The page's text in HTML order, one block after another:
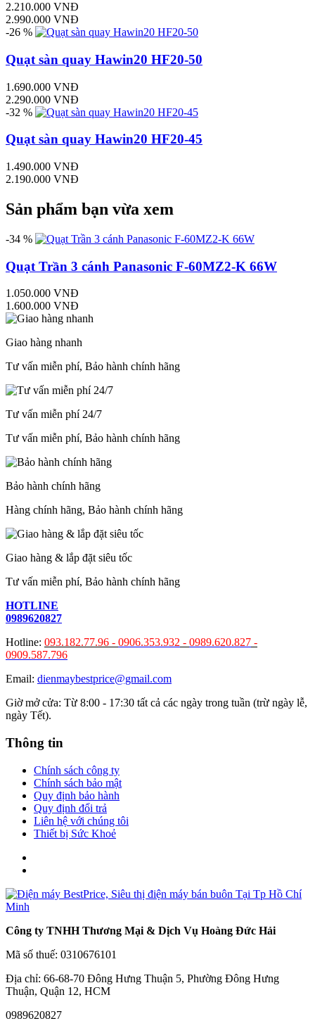
2.210.000 VNĐ
2.990.000 VNĐ
-26 %
Quạt sàn quay Hawin20 HF20-50
1.690.000 VNĐ
2.290.000 VNĐ
-32 %
Quạt sàn quay Hawin20 HF20-45
1.490.000 VNĐ
2.190.000 VNĐ
Sản phẩm bạn vừa xem
-34 %
Quạt Trần 3 cánh Panasonic F‑60MZ2‑K 66W
1.050.000 VNĐ
1.600.000 VNĐ
Giao hàng nhanh
Tư vấn miễn phí, Bảo hành chính hãng
Tư vấn miễn phí 24/7
Tư vấn miễn phí, Bảo hành chính hãng
Bảo hành chính hãng
Hàng chính hãng, Bảo hành chính hãng
Giao hàng & lắp đặt siêu tốc
Tư vấn miễn phí, Bảo hành chính hãng
HOTLINE
0989620827
Hotline: 093.182.77.96 - 0906.353.932 - 0989.620.827 -
0909.587.796
Email: dienmaybestprice@gmail.com
Giờ mở cửa: Từ 8:00 - 17:30 tất cả các ngày trong tuần (trừ ngày lễ,
ngày Tết).
Thông tin
Chính sách công ty
Chính sách bảo mật
Quy định bảo hành
Quy định đổi trả
Liên hệ với chúng tôi
Thiết bị Sức Khoẻ
Công ty TNHH Thương Mại & Dịch Vụ Hoàng Đức Hải
Mã số thuế: 0310676101
Địa chỉ: 66-68-70 Đông Hưng Thuận 5, Phường Đông Hưng
Thuận, Quận 12, HCM
0989620827